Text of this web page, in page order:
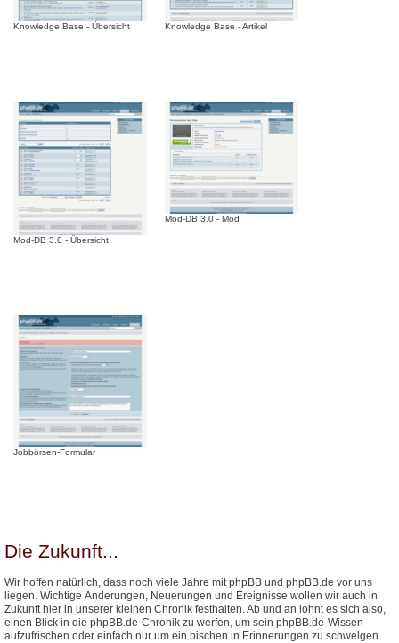
Knowledge Base - Übersicht Knowledge Base - Artikel
Mod-DB 3.0 - Übersicht
Mod-DB 3.0 - Mod
Jobbörsen-Formular
Die Zukunft...
Wir hoffen natürlich, dass noch viele Jahre mit phpBB und phpBB.de vor uns
liegen. Wichtige Änderungen, Neuerungen und Ereignisse wollen wir auch in
Zukunft hier in unserer kleinen Chronik festhalten. Ab und an lohnt es sich also,
einen Blick in die phpBB.de-Chronik zu werfen, um sein phpBB.de-Wissen
aufzufrischen oder einfach nur um ein bischen in Erinnerungen zu schwelgen.